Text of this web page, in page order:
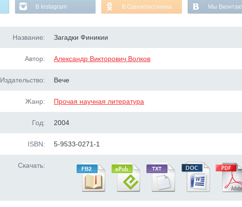
В Instagram В Одноклассниках Мы
Название: Загадки Финикии
Автор: Александр Викторович Волков
Издательство: Вече
Жанр: Прочая научная литература
Год: 2004
ISBN: 5-9533-0271-1
Скачать: